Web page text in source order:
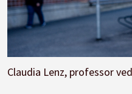
Claudia Lenz, professor ved MF vitenskapelig høyskole (hvor